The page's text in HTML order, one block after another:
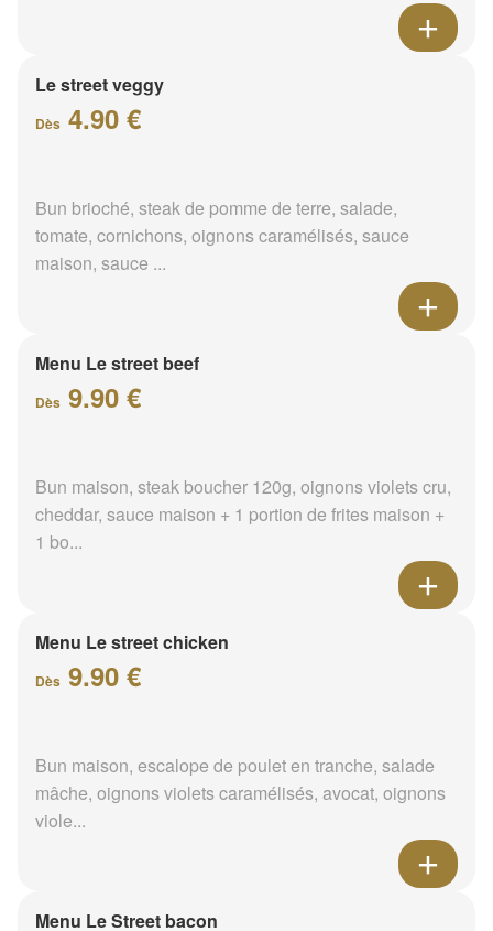
Le street veggy
Dès 4.90 €
Bun brioché, steak de pomme de terre, salade,
tomate, cornichons, oignons caramélisés, sauce
maison, sauce ...
Menu Le street beef
Dès 9.90 €
Bun maison, steak boucher 120g, oignons violets cru,
cheddar, sauce maison + 1 portion de frites maison +
1 bo...
Menu Le street chicken
Dès 9.90 €
Bun maison, escalope de poulet en tranche, salade
mâche, oignons violets caramélisés, avocat, oignons
viole...
Menu Le Street bacon